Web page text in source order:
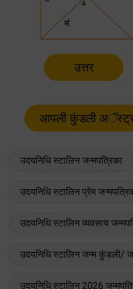
उत्तर
उदयनिधि स्टालिन जन्मपत्रिका
उदयनिधि स्टालिन प्रेम
उदयनिधि स्टालिन व्यवसाय
उदयनिधि स्टालिन जन्म
उदयनिधि स्टालिन 2026